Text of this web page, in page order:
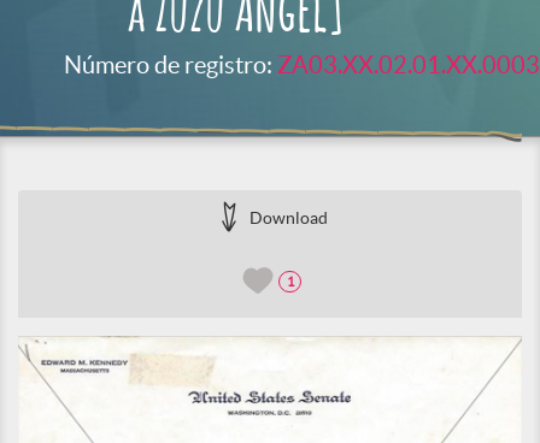
à Zuzu Angel]
Número de registro: ZA03.XX.02.01.XX.0003
Download
1